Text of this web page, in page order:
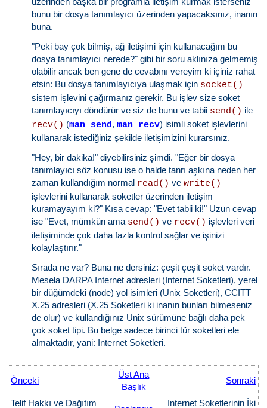
bunu bir dosya tanımlayıcı üzerinden yapacaksınız, inanın
buna.
"Peki bay çok bilmiş, ağ iletişimi için kullanacağım bu
dosya tanımlayıcı nerede?" gibi bir soru aklınıza gelmemiş
olabilir ancak ben gene de cevabını vereyim ki içiniz rahat
etsin: Bu dosya tanımlayıcıya ulaşmak için socket()
sistem işlevini çağırmanız gerekir. Bu işlev size soket
tanımlayıcıyı döndürür ve siz de bunu ve tabii send() ile
recv() (man send,man recv) isimli soket işlevlerini
kullanarak istediğiniz şekilde iletişimizini kurarsınız.
"Hey, bir dakika!" diyebilirsiniz şimdi. "Eğer bir dosya
tanımlayıcı söz konusu ise o halde tanrı aşkına neden her
zaman kullandığım normal read() vewrite()
işlevlerini kullanarak soketler üzerinden iletişim
kuramayayım ki?" Kısa cevap: "Evet tabii ki!" Uzun cevap
ise "Evet, mümkün ama send() ve recv() işlevleri veri
iletişiminde çok daha fazla kontrol sağlar ve işinizi
kolaylaştırır."
Sırada ne var? Buna ne dersiniz: çeşit çeşit soket vardır.
Mesela DARPA Internet adresleri (Internet Soketleri), yerel
bir düğümdeki (node) yol isimleri (Unix Soketleri), CCITT
X.25 adresleri (X.25 Soketleri ki inanın bunları bilmeseniz
de olur) ve kullandığınız Unix sürümüne bağlı daha pek
çok soket tipi. Bu belge sadece birinci tür soketleri ele
almaktadır, yani: Internet Soketleri.
Önceki
Üst Ana
Başlık
Sonraki
Telif Hakkı ve Dağıtım Internet Soketlerinin İki